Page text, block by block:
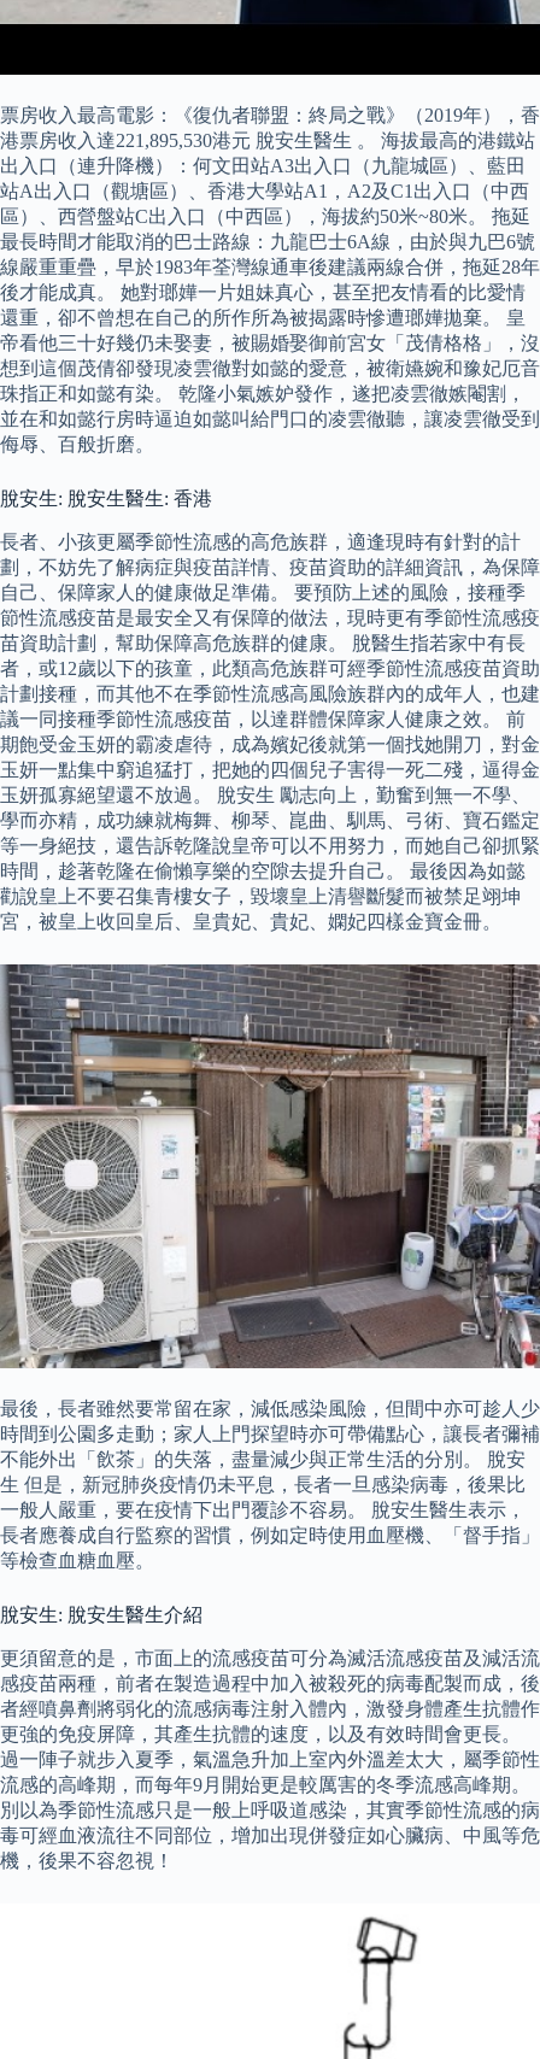
票房收入最高電影：《復仇者聯盟：終局之戰》（2019年），香
港票房收入達221,895,530港元 脫安生醫生 。 海拔最高的港鐵站
出入口（連升降機）：何文田站A3出入口（九龍城區）、藍田
站A出入口（觀塘區）、香港大學站A1，A2及C1出入口（中西
區）、西營盤站C出入口（中西區），海拔約50米~80米。 拖延
最長時間才能取消的巴士路線：九龍巴士6A線，由於與九巴6號
線嚴重重疊，早於1983年荃灣線通車後建議兩線合併，拖延28年
後才能成真。 她對瑯嬅一片姐妹真心，甚至把友情看的比愛情
還重，卻不曾想在自己的所作所為被揭露時慘遭瑯嬅拋棄。 皇
帝看他三十好幾仍未娶妻，被賜婚娶御前宮女「茂倩格格」，沒
想到這個茂倩卻發現凌雲徹對如懿的愛意，被衛嬿婉和豫妃厄音
珠指正和如懿有染。 乾隆小氣嫉妒發作，遂把凌雲徹嫉閹割，
並在和如懿行房時逼迫如懿叫給門口的凌雲徹聽，讓凌雲徹受到
侮辱、百般折磨。
脫安生: 脫安生醫生: 香港
長者、小孩更屬季節性流感的高危族群，適逢現時有針對的計
劃，不妨先了解病症與疫苗詳情、疫苗資助的詳細資訊，為保障
自己、保障家人的健康做足準備。 要預防上述的風險，接種季
節性流感疫苗是最安全又有保障的做法，現時更有季節性流感疫
苗資助計劃，幫助保障高危族群的健康。 脫醫生指若家中有長
者，或12歲以下的孩童，此類高危族群可經季節性流感疫苗資助
計劃接種，而其他不在季節性流感高風險族群內的成年人，也建
議一同接種季節性流感疫苗，以達群體保障家人健康之效。 前
期飽受金玉妍的霸凌虐待，成為嬪妃後就第一個找她開刀，對金
玉妍一點集中窮追猛打，把她的四個兒子害得一死二殘，逼得金
玉妍孤寡絕望還不放過。 脫安生 勵志向上，勤奮到無一不學、
學而亦精，成功練就梅舞、柳琴、崑曲、馴馬、弓術、寶石鑑定
等一身絕技，還告訴乾隆說皇帝可以不用努力，而她自己卻抓緊
時間，趁著乾隆在偷懶享樂的空隙去提升自己。 最後因為如懿
勸說皇上不要召集青樓女子，毀壞皇上清譽斷髮而被禁足翊坤
宮，被皇上收回皇后、皇貴妃、貴妃、嫻妃四樣金寶金冊。
最後，長者雖然要常留在家，減低感染風險，但間中亦可趁人少
時間到公園多走動；家人上門探望時亦可帶備點心，讓長者彌補
不能外出「飲茶」的失落，盡量減少與正常生活的分別。 脫安
生 但是，新冠肺炎疫情仍未平息，長者一旦感染病毒，後果比
一般人嚴重，要在疫情下出門覆診不容易。 脫安生醫生表示，
長者應養成自行監察的習慣，例如定時使用血壓機、「督手指」
等檢查血糖血壓。
脫安生: 脫安生醫生介紹
更須留意的是，市面上的流感疫苗可分為滅活流感疫苗及減活流
感疫苗兩種，前者在製造過程中加入被殺死的病毒配製而成，後
者經噴鼻劑將弱化的流感病毒注射入體內，激發身體產生抗體作
更強的免疫屏障，其產生抗體的速度，以及有效時間會更長。
過一陣子就步入夏季，氣溫急升加上室內外溫差太大，屬季節性
流感的高峰期，而每年9月開始更是較厲害的冬季流感高峰期。
別以為季節性流感只是一般上呼吸道感染，其實季節性流感的病
毒可經血液流往不同部位，增加出現併發症如心臟病、中風等危
機，後果不容忽視！